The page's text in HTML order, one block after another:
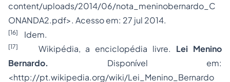
content/uploads/2014/06/nota_meninobernardo_C
ONANDA2.pdf>. Acesso em: 27 jul 2014.
[16] Idem.
[17] Wikipédia, a enciclopédia livre. Lei Menino
Bernardo. Disponível em:
<http://pt.wikipedia.org/wiki/Lei_Menino_Bernardo